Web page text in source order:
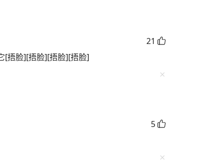
21
[捂脸][捂脸][捂脸][捂脸]
5